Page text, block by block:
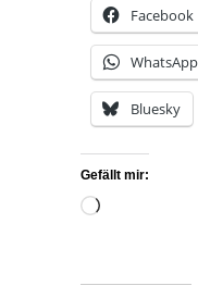
Facebook
WhatsApp
Bluesky
Gefällt mir:
Wird